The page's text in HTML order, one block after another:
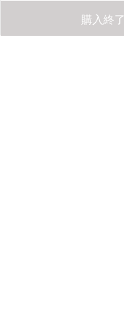
購入終了